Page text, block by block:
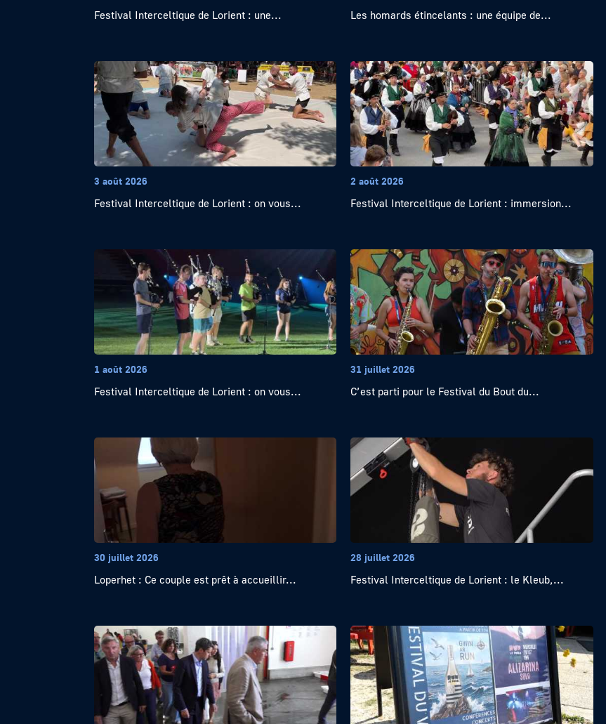
Festival Interceltique de Lorient : une... Les homards étincelants : une équipe de...
3 août 2026
Festival Interceltique de Lorient : on vous...
2 août 2026
Festival Interceltique de Lorient : immersion...
1 août 2026
Festival Interceltique de Lorient : on vous...
31 juillet 2026
C’est parti pour le Festival du Bout du...
30 juillet 2026
Loperhet : Ce couple est prêt à accueillir...
28 juillet 2026
Festival Interceltique de Lorient : le Kleub,...